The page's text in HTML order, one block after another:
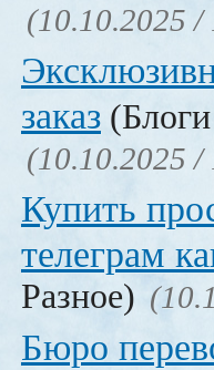
(10.10.2025 /
заказ
(10.10.2025 /
Купить
телеграм
Разное)
Бюро